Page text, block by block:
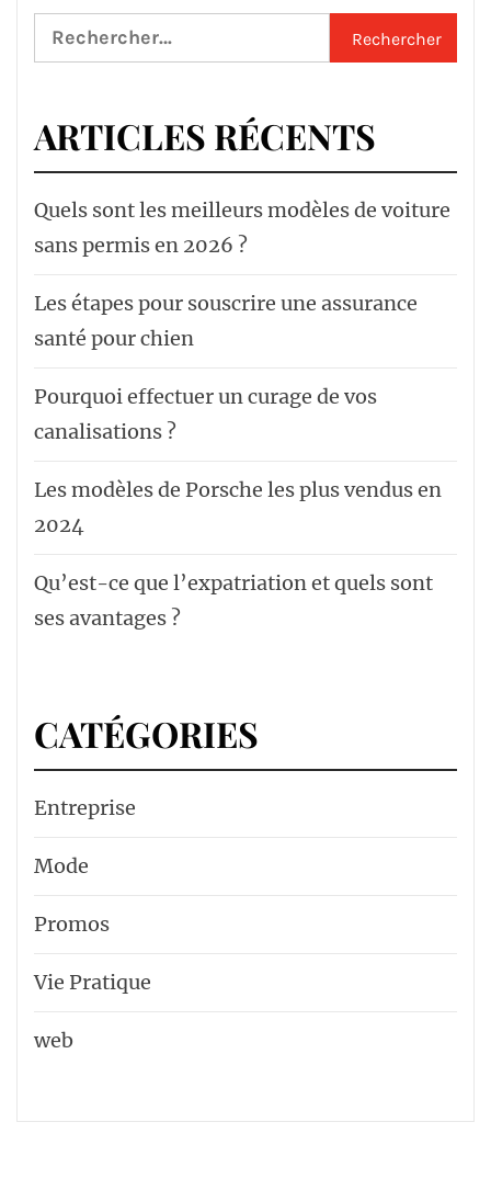
Rechercher :
ARTICLES RÉCENTS
Quels sont les meilleurs modèles de voiture
sans permis en 2026 ?
Les étapes pour souscrire une assurance
santé pour chien
Pourquoi effectuer un curage de vos
canalisations ?
Les modèles de Porsche les plus vendus en
2024
Qu’est-ce que l’expatriation et quels sont
ses avantages ?
CATÉGORIES
Entreprise
Mode
Promos
Vie Pratique
web